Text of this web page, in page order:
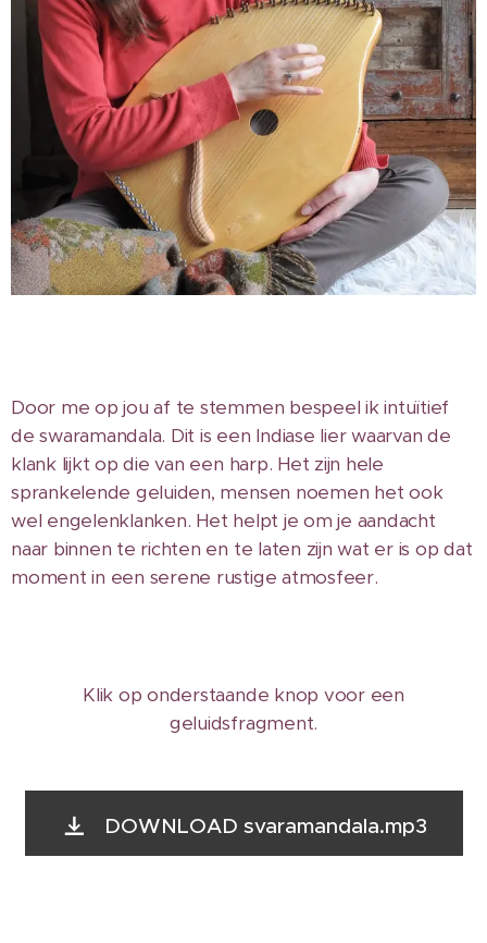
Door me op jou af te stemmen bespeel ik intuïtief
de swaramandala. Dit is een Indiase lier waarvan de
klank lijkt op die van een harp. Het zijn hele
sprankelende geluiden, mensen noemen het ook
wel engelenklanken. Het helpt je om je aandacht
naar binnen te richten en te laten zijn wat er is op dat
moment in een serene rustige atmosfeer.
Klik op onderstaande knop voor een
geluidsfragment.
DOWNLOAD svaramandala.mp3